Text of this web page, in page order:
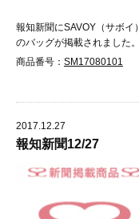
報知新聞にSAVOY（サボイ）
のバッグが掲載されました。
商品番号： SM17080101
2017.12.27
報知新聞12/27